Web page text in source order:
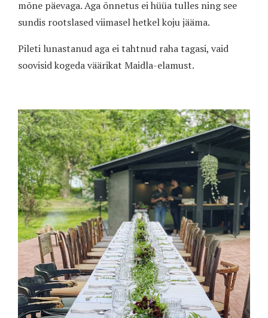
mõne päevaga. Aga õnnetus ei hüüa tulles ning see
sundis rootslased viimasel hetkel koju jääma.
Pileti lunastanud aga ei tahtnud raha tagasi, vaid
soovisid kogeda väärikat Maidla-elamust.